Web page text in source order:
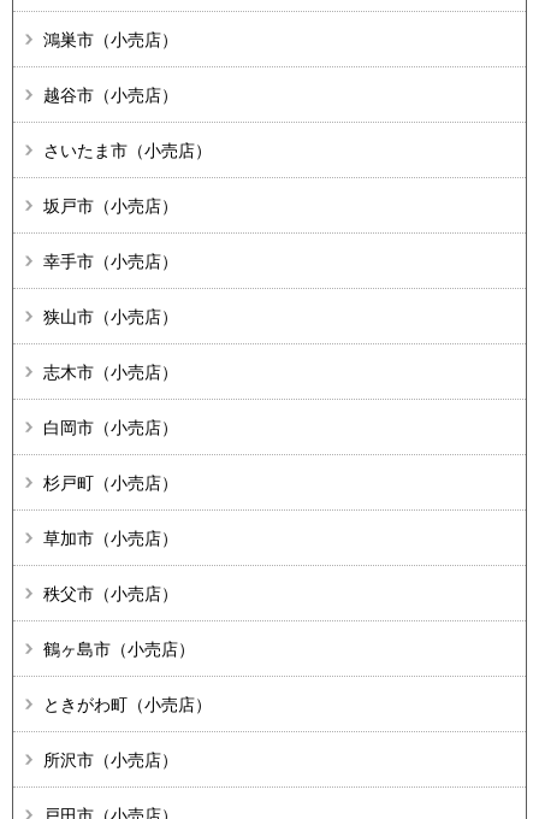
鴻巣市（小売店）
越谷市（小売店）
さいたま市（小売店）
坂戸市（小売店）
幸手市（小売店）
狭山市（小売店）
志木市（小売店）
白岡市（小売店）
杉戸町（小売店）
草加市（小売店）
秩父市（小売店）
鶴ヶ島市（小売店）
ときがわ町（小売店）
所沢市（小売店）